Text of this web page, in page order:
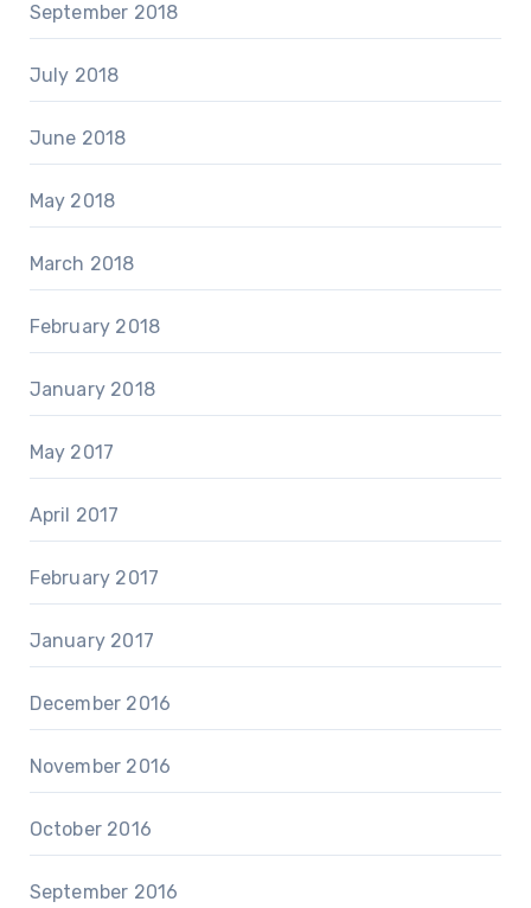
September 2018
July 2018
June 2018
May 2018
March 2018
February 2018
January 2018
May 2017
April 2017
February 2017
January 2017
December 2016
November 2016
October 2016
September 2016